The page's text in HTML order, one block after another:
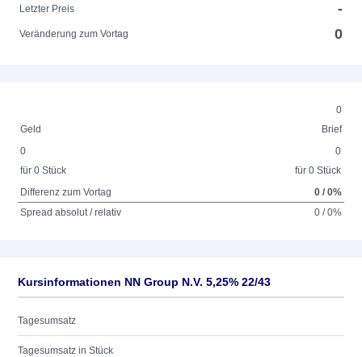
Letzter Preis
-
Veränderung zum Vortag 0
0
Geld
Brief
0
für 0 Stück
0
für 0 Stück
Differenz zum Vortag
0 / 0%
Spread absolut / relativ
0 / 0%
Kursinformationen NN Group N.V. 5,25% 22/43
Tagesumsatz
Tagesumsatz in Stück